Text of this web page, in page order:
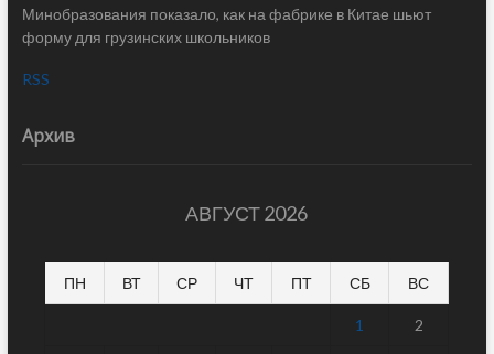
Минобразования показало, как на фабрике в Китае шьют
форму для грузинских школьников
RSS
Архив
АВГУСТ 2026
ПН ВТ СР ЧТ ПТ СБ ВС
1 2